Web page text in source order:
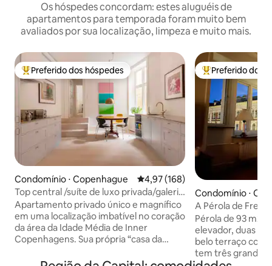
Os hóspedes concordam: estes aluguéis de
apartamentos para temporada foram muito bem
avaliados por sua localização, limpeza e muito mais.
Entre os melhores preferidos dos hóspedes
Preferido dos hóspedes
Condomínio ⋅ Copenhague 4,97 de uma avaliação média de
4,97 (168)
Top central /suíte de luxo privada/galeria
de arte
Apartamento privado único e magnífico
em uma localização imbatível no coração
da área da Idade Média de Inner
Copenhagens. Sua própria “casa da
uma rua lateral tranquila. Um luxo de alta
Entre os
Preferido dos
Condomínio ⋅
A Pérola de
Pérola de 93 m2
elevador, duas
belo terraço
tem três grandes